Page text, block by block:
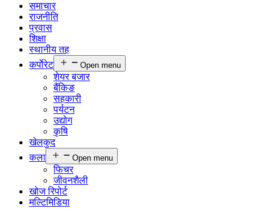
समाचार
राजनीति
प्रवास
शिक्षा
स्थानीय तह
कर्पाेरेट
Open menu
शेयर बजार
बैंकिङ
सहकारी
पर्यटन
उद्योग
कृषि
खेलकुद
कला
Open menu
फिचर
जीवनशैली
खोज रिपोर्ट
मल्टिमिडिया